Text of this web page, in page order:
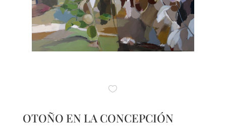
OTOÑO EN LA CONCEPCIÓN